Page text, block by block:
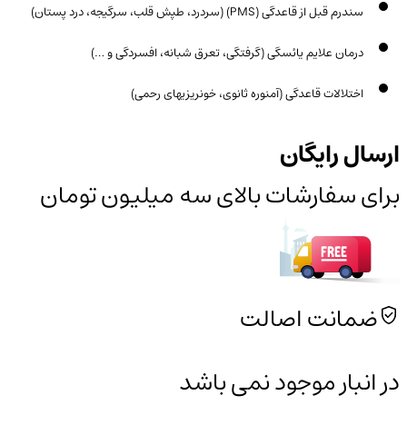
سندرم قبل از قاعدگی (PMS) (سردرد، طپش قلب، سرگیجه، درد پستان)
درمان علایم یائسگی (گرفتگی، تعرق شبانه، افسردگی و …)
اختلالات قاعدگی (آمنوره ثانوی، خون‎ریزی‎های رحمی)
ارسال رایگان
برای سفارشات بالای سه میلیون تومان
ضمانت اصالت
در انبار موجود نمی باشد